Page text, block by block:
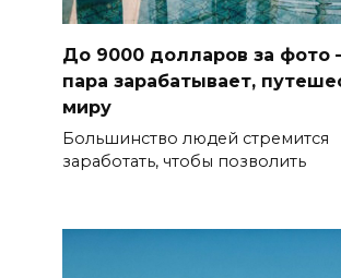
До 9000 долларов за фото
пара зарабатывает,
миру
Большинство людей стремится
заработать, чтобы позволить